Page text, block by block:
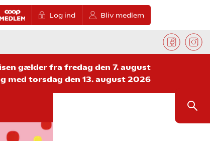
Log ind Bliv medlem
gælder fra fredag den 7. august
med torsdag den 13. august 2026